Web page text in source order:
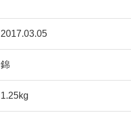
2017.03.05
錦
1.25kg